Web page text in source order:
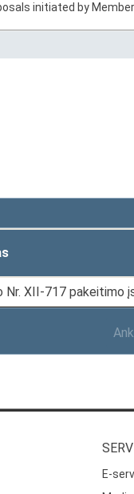
initiated by
Nr. XII-717 pakeitimo
E-